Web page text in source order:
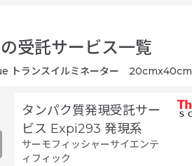
受託サービス一覧
トランスイルミネーター 20cmx40cm
タンパク質発現受託サー
ビス Expi293 発現系
サーモフィッシャーサイエンテ
ィフィック